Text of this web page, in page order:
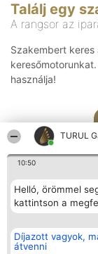
TURUL
10:50
Helló, örömmel
kattintson a
Díjazott vagyok,
átvenni
Találj egy
A rangsor az
Szakembert keres
használja!
Rangsorszervező
SC Beautiful Company
Bulevardul Aleea Timișul De